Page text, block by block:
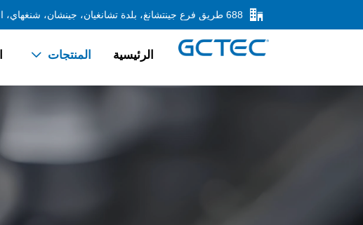

الرئيسية المنتجات 